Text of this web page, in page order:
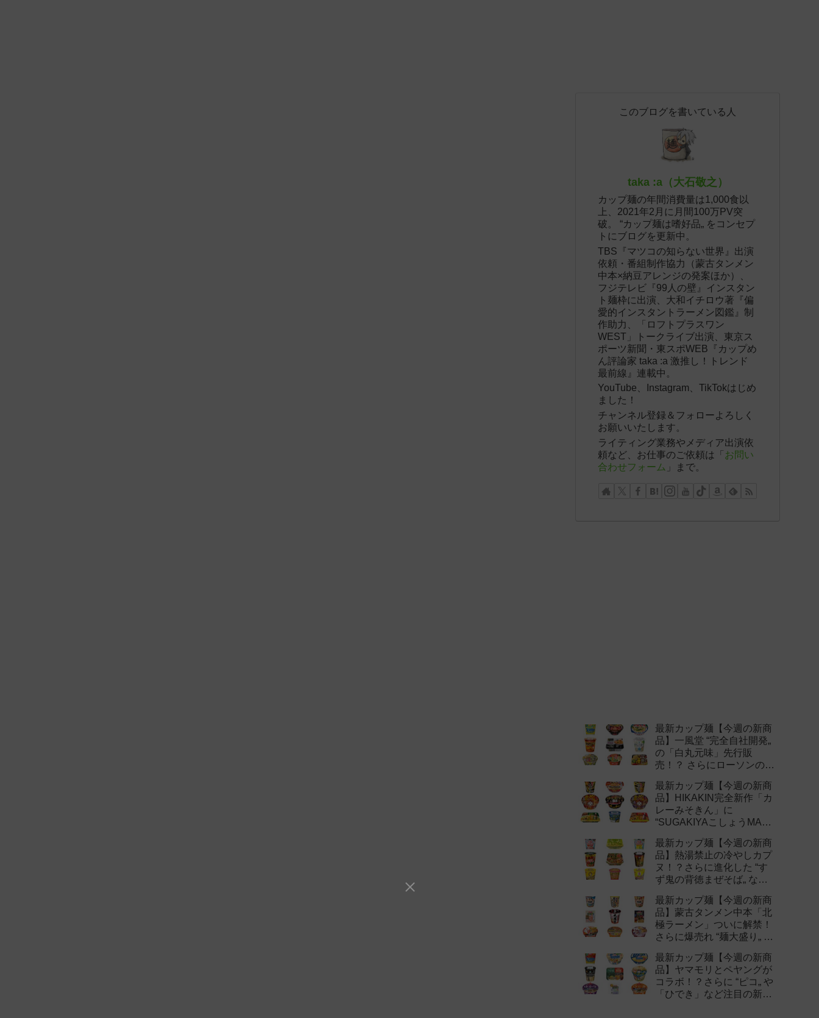
このブログを書いている人
taka :a（大石敬之）
カップ麺の年間消費量は1,000食以
上、2021年2月に月間100万PV突
破。 “カップ麺は嗜好品„ をコンセプ
トにブログを更新中。
TBS『マツコの知らない世界』出演
依頼・番組制作協力（蒙古タンメン
中本×納豆アレンジの発案ほか）、
フジテレビ『99人の壁』インスタン
ト麺枠に出演、大和イチロウ著『偏
愛的インスタントラーメン図鑑』制
作助力、「ロフトプラスワン
WEST」トークライブ出演、東京ス
ポーツ新聞・東スポWEB『カップめ
ん評論家 taka :a 激推し！トレンド
最前線』連載中。
YouTube、Instagram、TikTokはじめ
ました！
チャンネル登録＆フォローよろしく
お願いいたします。
ライティング業務やメディア出演依
頼など、お仕事のご依頼は「 お問い
合わせフォーム 」まで。
最新カップ麺【今週の新商
品】一風堂 “完全自社開発„
の「白丸元味」先行販
売！？ さらにローソンの激
新作まとめ！
最新カップ麺【今週の新商
品】HIKAKIN完全新作「カ
レーみそきん」に
“SUGAKIYAこしょうMAX„
最新カップ麺【今週の新商
品】熱湯禁止の冷やしカプ
ヌ！？さらに進化した “す
ず鬼の背徳まぜそば„ など
最新カップ麺【今週の新商
品】蒙古タンメン中本「北
極ラーメン」ついに解禁！
さらに爆売れ “麺大盛り„ シ
作まとめ！
最新カップ麺【今週の新商
品】ヤマモリとペヤングが
コラボ！？さらに “ピコ„ や
「ひでき」など注目の新作